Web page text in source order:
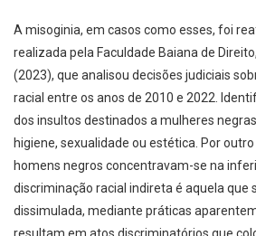
A misoginia, em casos como esses, foi
realizada pela Faculdade Baiana de
(2023), que analisou decisões judiciais
racial entre os anos de 2010 e 2022.
dos insultos destinados a mulheres
higiene, sexualidade ou estética. Por
homens negros concentravam-se na
discriminação racial indireta é aquela
dissimulada, mediante práticas
resultam em atos discriminatórios que